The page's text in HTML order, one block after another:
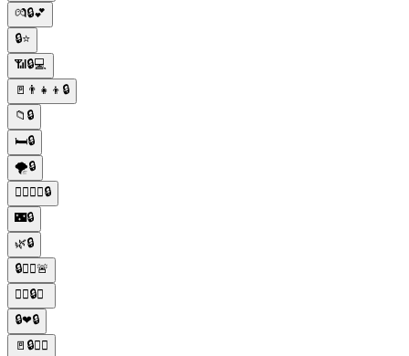
💏🔒💕
🔒⭐️
📶🔒💻
🚪👨‍👧‍👦🔒
📁🔒
🛏🔒
🌪️🔒
🚶‍♀️👮‍♀️🔒
🌃🔒
🌿🔒
🔒👮‍♂️🚨
🕵️‍♀️🔒👀
🔒❤🔒
🚪🔒🚶‍♂️